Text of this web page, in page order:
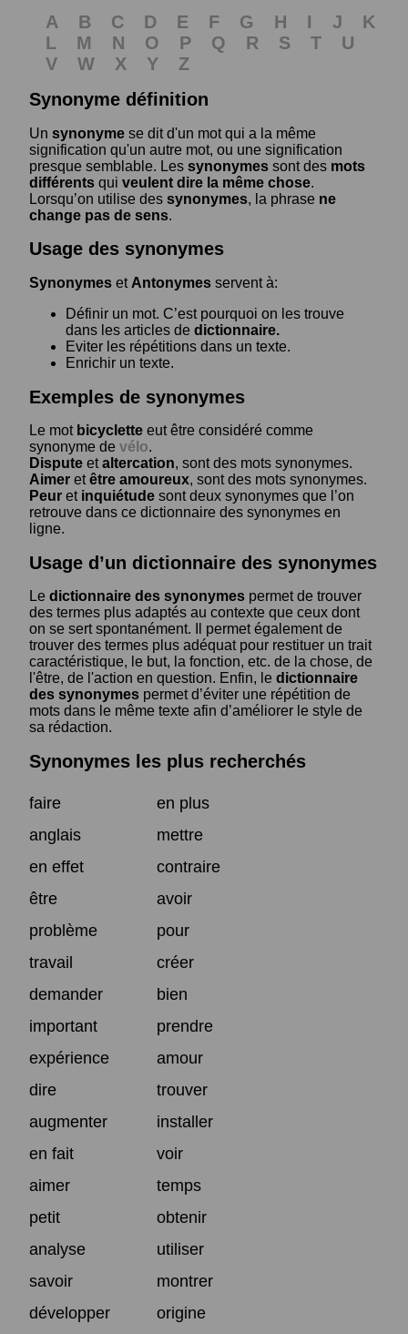
A B C D E F G H I J
K
L
M N O P Q R S T
U
V
W X Y
Z
Synonyme définition
Un synonyme se dit d'un mot qui a la même
signification qu'un autre mot, ou une signification
presque semblable. Les synonymes sont des mots
différents qui veulent dire la même chose.
Lorsqu’on utilise des synonymes, la phrase ne
change pas de sens.
Usage des synonymes
Synonymes et Antonymes servent à:
Définir un mot. C’est pourquoi on les trouve
dans les articles de dictionnaire.
Eviter les répétitions dans un texte.
Enrichir un texte.
Exemples de synonymes
Le mot bicyclette eut être considéré comme
synonyme de vélo.
Dispute etaltercation, sont des mots synonymes.
Aimer etêtre amoureux, sont des mots synonymes.
Peur et inquiétude sont deux synonymes que l’on
retrouve dans ce dictionnaire des synonymes en
ligne.
Usage d’un dictionnaire des synonymes
Le dictionnaire des synonymes permet de trouver
des termes plus adaptés au contexte que ceux dont
on se sert spontanément. Il permet également de
trouver des termes plus adéquat pour restituer un trait
caractéristique, le but, la fonction, etc. de la chose, de
l'être, de l'action en question. Enfin, le dictionnaire
des synonymes permet d’éviter une répétition de
mots dans le même texte afin d’améliorer le style de
sa rédaction.
Synonymes les plus recherchés
faire
en plus
anglais
mettre
en effet
contraire
être
avoir
problème
pour
travail
créer
demander
bien
important
prendre
expérience
amour
dire
trouver
augmenter
installer
en fait
voir
aimer
temps
petit
obtenir
analyse
utiliser
savoir
montrer
développer
origine